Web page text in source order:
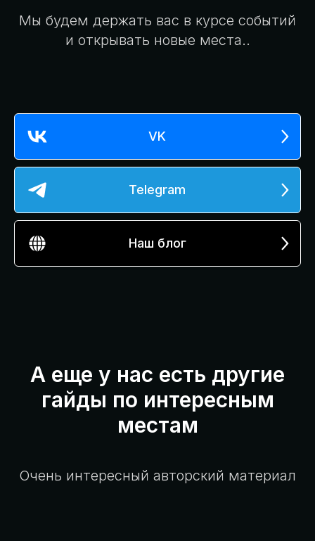
Мы будем держать вас в курсе событий
и открывать новые места..
VK
Telegram
Наш блог
А еще у нас есть другие
гайды по интересным
местам
Очень интересный авторский материал
ЗАБРОНИРОВАТЬ НОМЕР
ЗАБРОНИРОВАТЬ НОМЕР